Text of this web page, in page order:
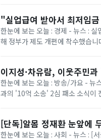
"실업급여 받아서 최저임
한눈에 보는 오늘 : 경제 - 뉴스 :
해 정부가 제도 개편에 착수했습니다. 그동안 최저임금 실수령액보다 실업급여가 많은 경우가 발생해 "실업급
이지성·차유람, 이웃주민
한눈에 보는 오늘 : 방송/가요 - 뉴
과의 '10억 소송' 2심 패소 소식이
[단독]알몸 정재환 눈앞에
한눈에 보는 오늘 : 사회 - 뉴스 : [